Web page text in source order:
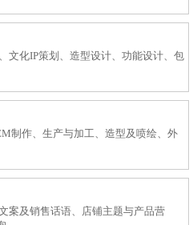
文化IP策划、造型设计、功能设计、包
制作、生产与加工、造型及喷绘、外
案及销售话语、店铺主题与产品营